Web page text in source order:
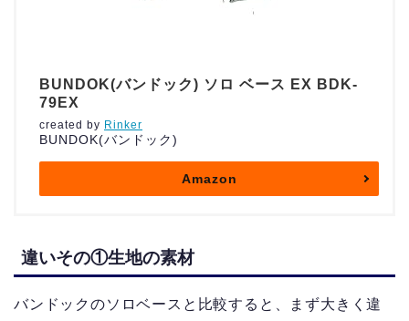
BUNDOK(バンドック) ソロ ベース EX BDK-
79EX
created by Rinker
BUNDOK(バンドック)
Amazon
違いその①生地の素材
バンドックのソロベースと比較すると、まず大きく違